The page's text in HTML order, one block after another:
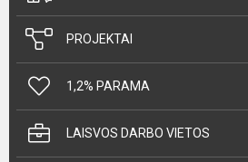
PROJEKTAI
1,2% PARAMA
LAISVOS DARBO VIETOS